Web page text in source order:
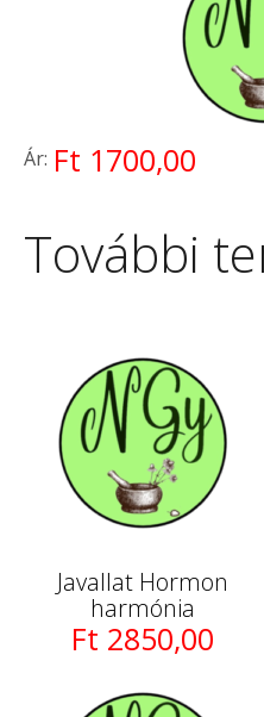
Ár: Ft 1700,00
További
Javallat Hormon
harmónia
Ft 2850,00